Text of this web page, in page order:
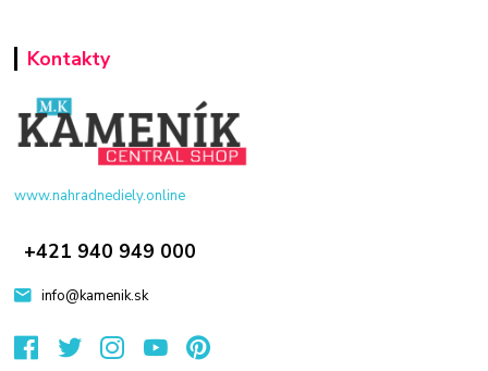
Kontakty
www.nahradnediely.online
+421 940 949 000
info@kamenik.sk